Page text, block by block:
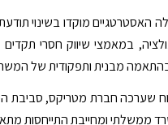
האסטרטגיים מוקדו בשינוי
במאמצי שיווק חסרי
מבנית ותפקודית של המשרד
שערכה חברת מטריקס, סביבת
ממשלתי ומחייבת התייחסות